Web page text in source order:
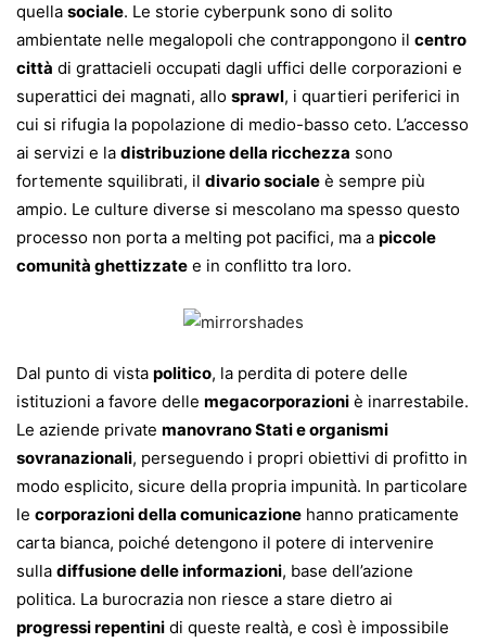
quella sociale. Le storie cyberpunk sono di solito
ambientate nelle megalopoli che contrappongono il centro
città di grattacieli occupati dagli uffici delle corporazioni e
superattici dei magnati, allo sprawl, i quartieri periferici in
cui si rifugia la popolazione di medio-basso ceto. L’accesso
ai servizi e la distribuzione della ricchezza sono
fortemente squilibrati, il divario sociale è sempre più
ampio. Le culture diverse si mescolano ma spesso questo
processo non porta a melting pot pacifici, ma a piccole
comunità ghettizzate e in conflitto tra loro.
Dal punto di vista politico, la perdita di potere delle
istituzioni a favore delle megacorporazioni è inarrestabile.
Le aziende private manovrano Stati e organismi
sovranazionali, perseguendo i propri obiettivi di profitto in
modo esplicito, sicure della propria impunità. In particolare
le corporazioni della comunicazione hanno praticamente
carta bianca, poiché detengono il potere di intervenire
sulla diffusione delle informazioni, base dell’azione
politica. La burocrazia non riesce a stare dietro ai
progressi repentini di queste realtà, e così è impossibile